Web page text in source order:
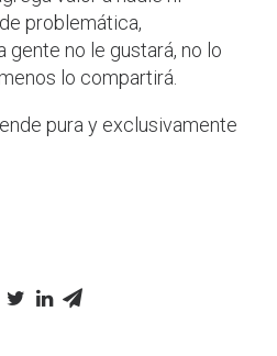
problemática,
gente no le gustará, no lo
lo compartirá.
pura y exclusivamente